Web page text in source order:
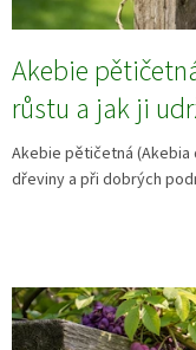
Akebie
růstu a jak ji
Akebie pětičetná
dřeviny a při dobrých